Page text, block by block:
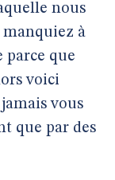
nous
à
parce que
voici
vous
que par des